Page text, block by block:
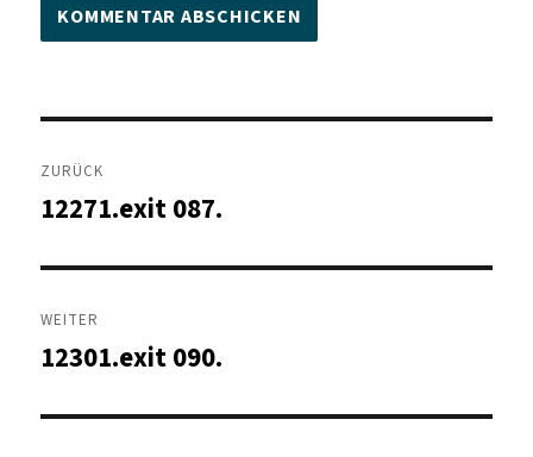
Beitragsnavigation
ZURÜCK
Vorheriger
12271.exit 087.
WEITER
Nächster
12301.exit 090.